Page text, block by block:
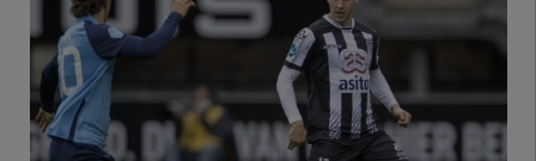
TELHER
HERVOL